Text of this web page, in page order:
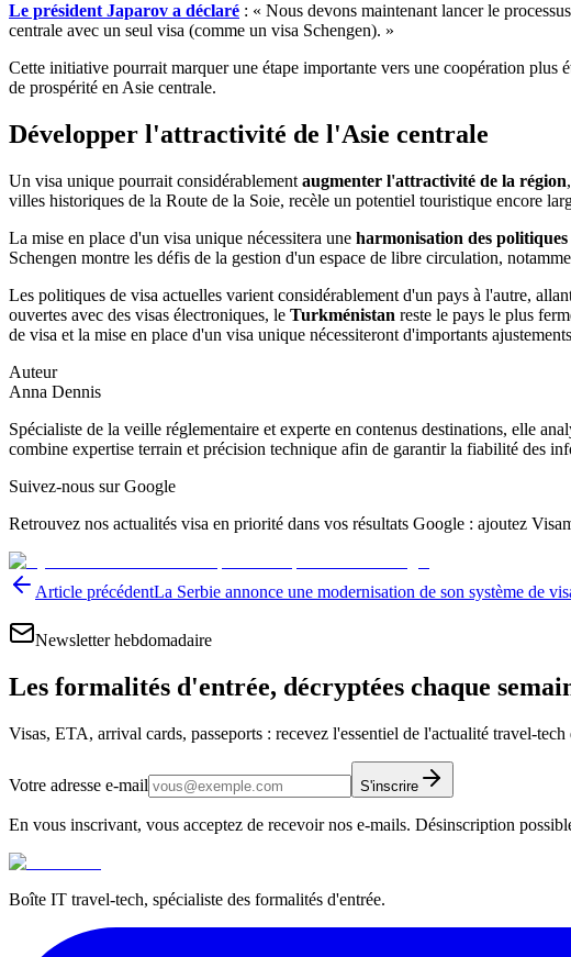
Le président Japarov a déclaré : « Nous devons maintenant lancer le
centrale avec un seul visa (comme un visa Schengen). »
Cette initiative pourrait marquer une étape importante vers une coopération
de prospérité en Asie centrale.
Développer l'attractivité de l'Asie centrale
Un visa unique pourrait considérablement augmenter l'attractivité de la région
villes historiques de la Route de la Soie, recèle un potentiel touristique encore
La mise en place d'un visa unique nécessitera une harmonisation des
Schengen montre les défis de la gestion d'un espace de libre circulation,
Les politiques de visa actuelles varient considérablement d'un pays à l'autre,
ouvertes avec des visas électroniques, le Turkménistan reste le pays le plus
de visa et la mise en place d'un visa unique nécessiteront d'importants
Auteur
Anna Dennis
Spécialiste de la veille réglementaire et experte en contenus destinations, elle
combine expertise terrain et précision technique afin de garantir la fiabilité des
Suivez-nous sur Google
Retrouvez nos actualités visa en priorité dans vos résultats Google : ajoutez
Article précédentLa Serbie annonce une modernisation de son système de
Newsletter hebdomadaire
Les formalités d'entrée, décryptées chaque
Visas, ETA, arrival cards, passeports : recevez l'essentiel de l'actualité travel-
Votre adresse e-mail S'inscrire
En vous inscrivant, vous acceptez de recevoir nos e-mails. Désinscription
Boîte IT travel-tech, spécialiste des formalités d'entrée.